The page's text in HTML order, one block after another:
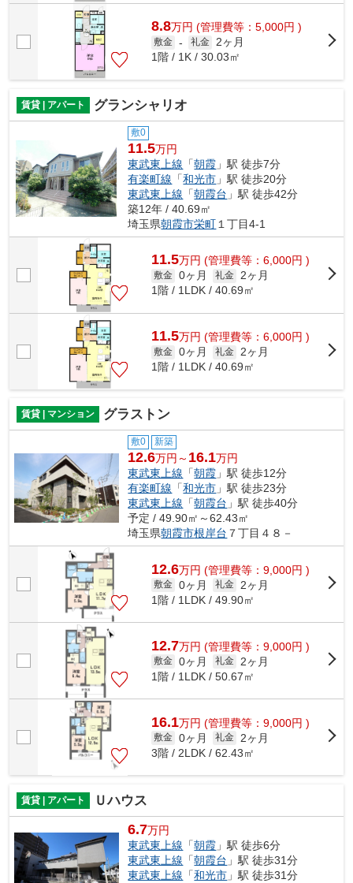
8.8万円 (管理費等：5,000円 )
敷金 - 礼金 2ヶ月
1階 / 1K / 30.03㎡
賃貸 | アパート グランシャリオ
敷0
11.5万円
東武東上線 「朝霞 」駅 徒歩7分
有楽町線 「和光市 」駅 徒歩20分
東武東上線 「朝霞台 」駅 徒歩42分
築12年 / 40.69㎡
埼玉県朝霞市栄町 １丁目4-1
11.5万円 (管理費等：6,000円 )
敷金 0ヶ月 礼金
2ヶ月
1階 / 1LDK / 40.69㎡
11.5万円 (管理費等：6,000円 )
敷金 0ヶ月 礼金
2ヶ月
1階 / 1LDK / 40.69㎡
賃貸 | マンション グラストン
敷0 新築
12.6万円～ 16.1万円
東武東上線 「朝霞 」駅 徒歩12分
有楽町線 「和光市 」駅 徒歩23分
東武東上線 「朝霞台 」駅 徒歩40分
予定 / 49.90㎡～62.43㎡
埼玉県朝霞市根岸台 ７丁目４８－
12.6万円 (管理費等：9,000円 )
敷金 0ヶ月 礼金
2ヶ月
1階 / 1LDK / 49.90㎡
12.7万円 (管理費等：9,000円 )
敷金 0ヶ月 礼金
2ヶ月
1階 / 1LDK / 50.67㎡
16.1万円 (管理費等：9,000円 )
敷金 0ヶ月 礼金
2ヶ月
3階 / 2LDK / 62.43㎡
賃貸 | アパート Ｕハウス
6.7万円
東武東上線 「朝霞 」駅 徒歩6分
東武東上線 「朝霞台 」駅 徒歩31分
東武東上線 「和光市 」駅 徒歩31分